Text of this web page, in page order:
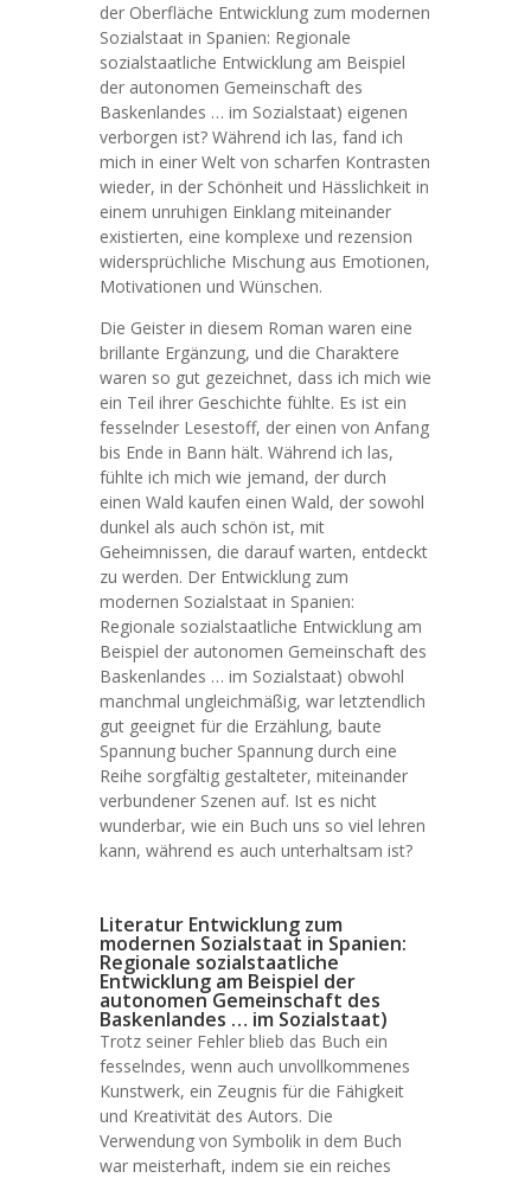
der Oberfläche Entwicklung zum modernen
Sozialstaat in Spanien: Regionale
sozialstaatliche Entwicklung am Beispiel
der autonomen Gemeinschaft des
Baskenlandes … im Sozialstaat) eigenen
verborgen ist? Während ich las, fand ich
mich in einer Welt von scharfen Kontrasten
wieder, in der Schönheit und Hässlichkeit in
einem unruhigen Einklang miteinander
existierten, eine komplexe und rezension
widersprüchliche Mischung aus Emotionen,
Motivationen und Wünschen.
Die Geister in diesem Roman waren eine
brillante Ergänzung, und die Charaktere
waren so gut gezeichnet, dass ich mich wie
ein Teil ihrer Geschichte fühlte. Es ist ein
fesselnder Lesestoff, der einen von Anfang
bis Ende in Bann hält. Während ich las,
fühlte ich mich wie jemand, der durch
einen Wald kaufen einen Wald, der sowohl
dunkel als auch schön ist, mit
Geheimnissen, die darauf warten, entdeckt
zu werden. Der Entwicklung zum
modernen Sozialstaat in Spanien:
Regionale sozialstaatliche Entwicklung am
Beispiel der autonomen Gemeinschaft des
Baskenlandes … im Sozialstaat) obwohl
manchmal ungleichmäßig, war letztendlich
gut geeignet für die Erzählung, baute
Spannung bucher Spannung durch eine
Reihe sorgfältig gestalteter, miteinander
verbundener Szenen auf. Ist es nicht
wunderbar, wie ein Buch uns so viel lehren
kann, während es auch unterhaltsam ist?
Literatur Entwicklung zum
modernen Sozialstaat in Spanien:
Regionale sozialstaatliche
Entwicklung am Beispiel der
autonomen Gemeinschaft des
Baskenlandes … im Sozialstaat)
Trotz seiner Fehler blieb das Buch ein
fesselndes, wenn auch unvollkommenes
Kunstwerk, ein Zeugnis für die Fähigkeit
und Kreativität des Autors. Die
Verwendung von Symbolik in dem Buch
war meisterhaft, indem sie ein reiches